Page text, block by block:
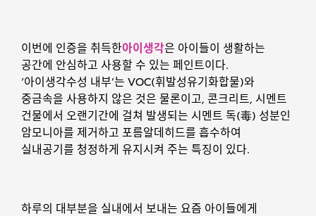
이번에 인증을 취득한아이생각은 아이들이 생활하는
공간에 안심하고 사용할 수 있는 페인트이다.
‘아이생각수성 내부’는 VOC(휘발성유기화합물)와
중금속을 사용하지 않은 것은 물론이고, 콘크리트, 시멘트
건물에서 오랜기간에 걸쳐 발생되는 시멘트 독(毒) 성분인
암모니아를 제거하고 포름알데히드를 흡수하여
실내공기를 청정하게 유지시켜 주는 특징이 있다.
하루의 대부분을 실내에서 보내는 요즘 아이들에게